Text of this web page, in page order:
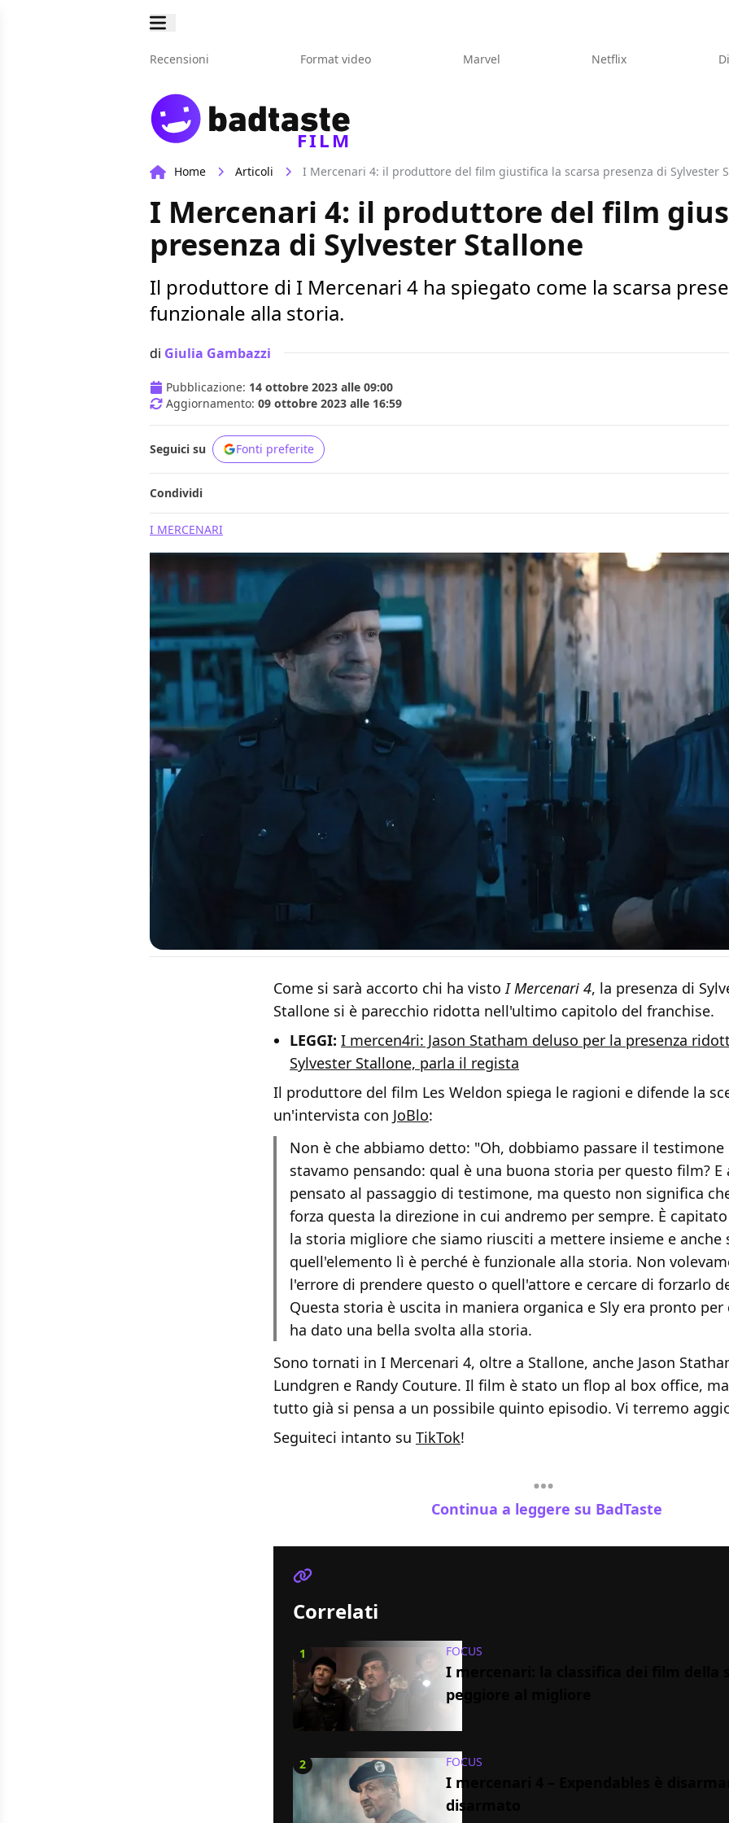
Recensioni Format video Marvel Netflix
FILM
Home Articoli I Mercenari 4: il produttore del film giustifica la scarsa presenza di Sylvester
I Mercenari 4: il produttore del film
presenza di Sylvester Stallone
Il produttore di I Mercenari 4 ha spiegato come la scarsa
funzionale alla storia.
di Giulia Gambazzi
Pubblicazione: 14 ottobre 2023 alle 09:00
Aggiornamento: 09 ottobre 2023 alle 16:59
Seguici su Fonti preferite
Condividi
I MERCENARI
Come si sarà accorto chi ha vistoI Mercenari 4, la presenza di
Stallone si è parecchio ridotta nell'ultimo capitolo del franchise.
LEGGI: I mercen4ri: Jason Statham deluso per la presenza
Sylvester Stallone, parla il regista
Il produttore del film Les Weldon spiega le ragioni e difende la
un'intervista con JoBlo:
Non è che abbiamo detto: "Oh, dobbiamo passare il testimone
stavamo pensando: qual è una buona storia per questo film? E
pensato al passaggio di testimone, ma questo non significa
forza questa la direzione in cui andremo per sempre. È
la storia migliore che siamo riusciti a mettere insieme e anche
quell'elemento lì è perché è funzionale alla storia. Non
l'errore di prendere questo o quell'attore e cercare di forzarlo
Questa storia è uscita in maniera organica e Sly era pronto per
ha dato una bella svolta alla storia.
Sono tornati in I Mercenari 4, oltre a Stallone, anche Jason
Lundgren e Randy Couture. Il film è stato un flop al box office,
tutto già si pensa a un possibile quinto episodio. Vi terremo
Seguiteci intanto su TikTok!
Continua a leggere su BadTaste
Correlati
1 FOCUS
I mercenari: la classifica dei film della
peggiore al migliore
2 FOCUS
I mercenari 4 – Expendables è
disarmato